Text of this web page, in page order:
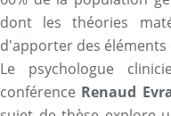
dont les théories
d'apporter des éléments
Le psychologue
conférence Renaud